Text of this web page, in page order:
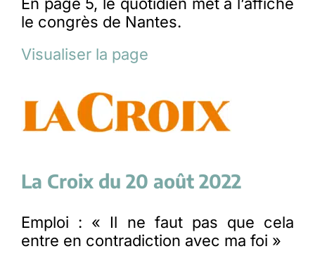
En page 5, le quotidien met à l’affiche
le congrès de Nantes.
Visualiser la page
La Croix du 20 août 2022
Emploi : « Il ne faut pas que cela
entre en contradiction avec ma foi »